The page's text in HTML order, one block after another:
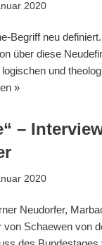
2020
Begriff neu
über diese
und
»
–
2020
Neudorfer,
Schaewen von